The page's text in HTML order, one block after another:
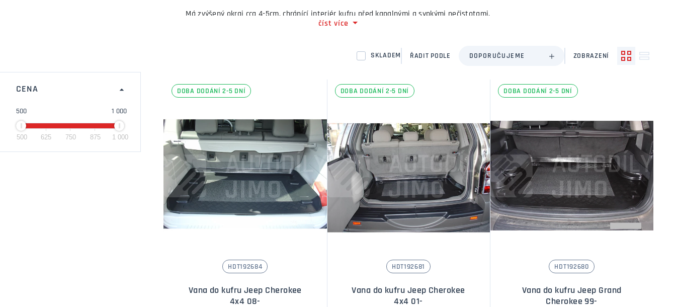
Má zvýšený okraj cca 4-5cm, chránící interiér kufru před kapalnými a sypkými nečistotami.
číst více
SKLADEM ŘADIT PODLE DOPORUČUJEME ZOBRAZENÍ
CENA
500 1 000
500 625 750 875 1 000
DOBA DODÁNÍ 2-5 DNÍ
HDT192684
Vana do kufru Jeep Cherokee
4x4 08-
DOBA DODÁNÍ 2-5 DNÍ
HDT192681
Vana do kufru Jeep Cherokee
4x4 01-
DOBA DODÁNÍ 2-5 DNÍ
HDT192680
Vana do kufru Jeep Grand
Cherokee 99-